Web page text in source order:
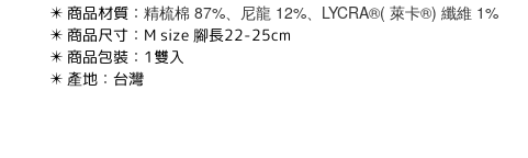
✴️ 商品材質： 精梳棉 87%、尼龍 12%、LYCRA®( 萊卡®) 纖維 1%
✴️ 商品尺寸：M size 腳長22-25cm
✴️ 商品包裝：1雙入
✴️ 產地：台灣